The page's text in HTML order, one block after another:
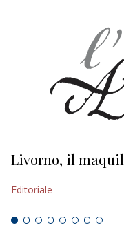
Livorno, il
Editoriale